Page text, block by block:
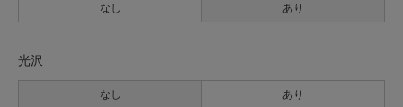
なし あり
光沢
なし あり